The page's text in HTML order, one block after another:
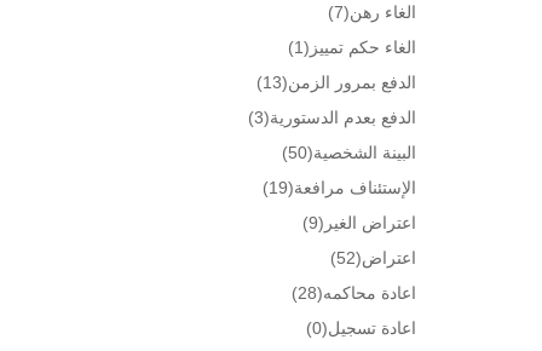
الغاء رهن(7)
الغاء حكم تمييز (1)
الدفع بمرور الزمن(13)
الدفع بعدم الدستورية(3)
البينة الشخصية(50)
الإستئناف مرافعة(19)
اعتراض الغير (9)
اعتراض(52)
اعادة محاكمه(28)
اعادة تسجيل(0)